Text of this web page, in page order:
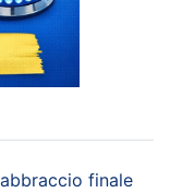
finale